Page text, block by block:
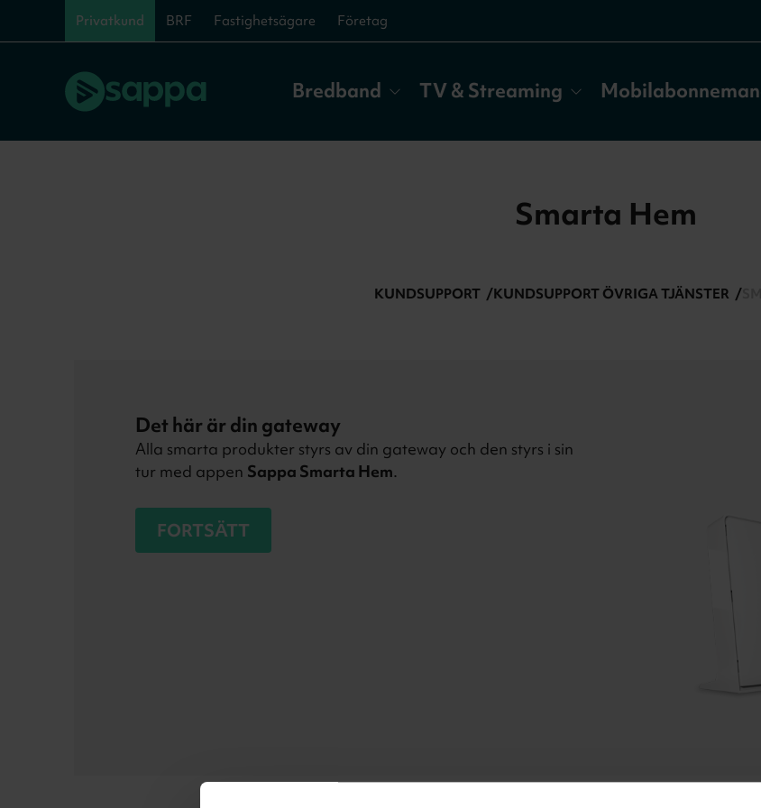
Privatkund BRF Fastighetsägare Företag
Bredband TV & Streaming
Smarta Hem
KUNDSUPPORT KUNDSUPPORT ÖVRIGA TJÄNSTER
Det här är din gateway
Alla smarta produkter styrs av din gateway och den styrs i sin
tur med appen Sappa Smarta Hem.
FORTSÄTT